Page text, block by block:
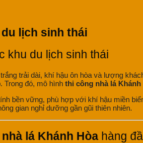
lịch sinh thái
khu du lịch sinh thái
trải dài, khí hậu ôn hòa và lượng
Trong đó, mô hình thi công nhà lá Khánh
bền vững, phù hợp với khí hậu miền
gian nghỉ dưỡng gần gũi thiên nhiên.
lá Khánh Hòa hàng